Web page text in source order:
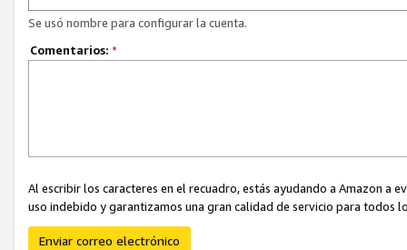
Se usó nombre para configurar la cuenta.
Comentarios: *
Al escribir los caracteres en el recuadro, estás ayudando a Amazon
uso indebido y garantizamos una gran calidad de servicio para todos
Enviar correo electrónico